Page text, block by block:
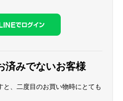
済みでないお客様
、二度目のお買い物時にとても